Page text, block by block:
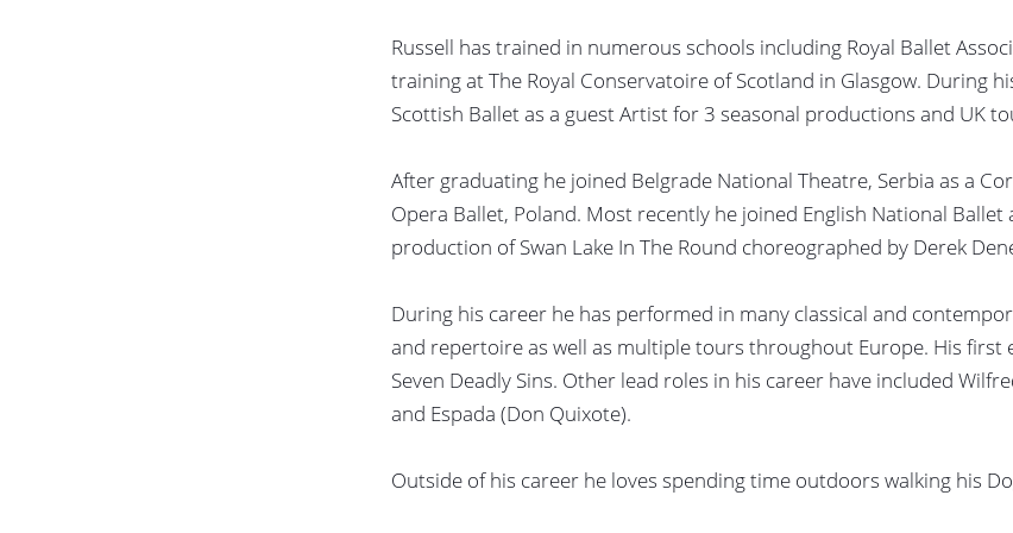
Russell has trained in numerous schools including Royal Ballet
training at The Royal Conservatoire of Scotland in Glasgow. During
Scottish Ballet as a guest Artist for 3 seasonal productions and UK
After graduating he joined Belgrade National Theatre, Serbia as a
Opera Ballet, Poland. Most recently he joined English National
production of Swan Lake In The Round choreographed by Derek
During his career he has performed in many classical and
and repertoire as well as multiple tours throughout Europe. His first
Seven Deadly Sins. Other lead roles in his career have included
and Espada (Don Quixote).
Outside of his career he loves spending time outdoors walking his